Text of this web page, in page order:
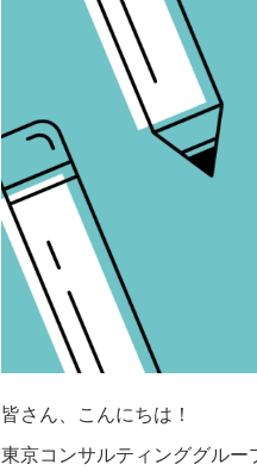
皆さん、こんにちは！
東京コンサルティンググル